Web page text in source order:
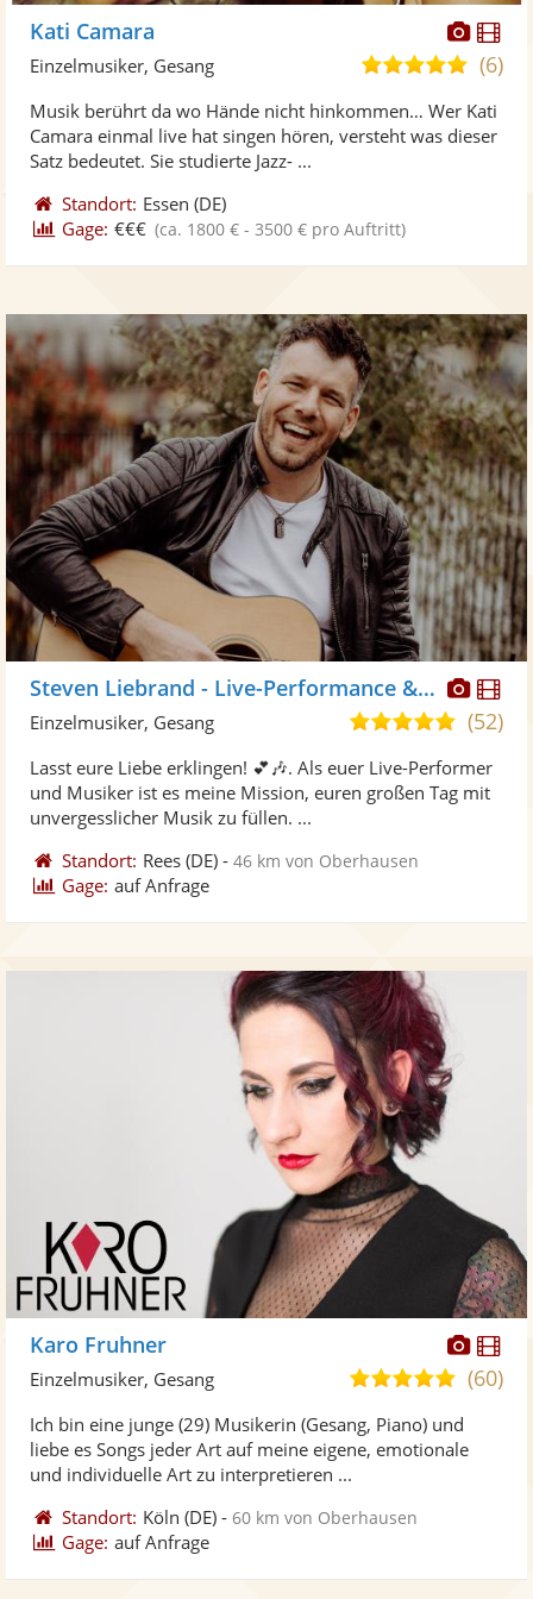
Fotos
Kati Camara
5,0
5
(6)
Einzelmusiker, Gesang
Musik berührt da wo Hände nicht hinkommen… Wer Kati
Camara einmal live hat singen hören, versteht was dieser
Satz bedeutet. Sie studierte Jazz- ...
Standort: Essen (DE)
Gage: €€€ (ca. 1800 € - 3500 € pro Auftritt)
Fotos
Steven Liebrand - Live-Performance & DJ
5,0
5
Sternen
(52)
Einzelmusiker, Gesang
Lasst eure Liebe erklingen! 💕🎶. Als euer Live-Performer
und Musiker ist es meine Mission, euren großen Tag mit
unvergesslicher Musik zu füllen. ...
Standort: Rees (DE) -46 km von Oberhausen
Gage: auf Anfrage
Karo Fruhner
5,0
5
(60)
Einzelmusiker, Gesang
Ich bin eine junge (29) Musikerin (Gesang, Piano) und
liebe es Songs jeder Art auf meine eigene, emotionale
und individuelle Art zu interpretieren ...
Standort: Köln (DE) -60 km von Oberhausen
Gage: auf Anfrage